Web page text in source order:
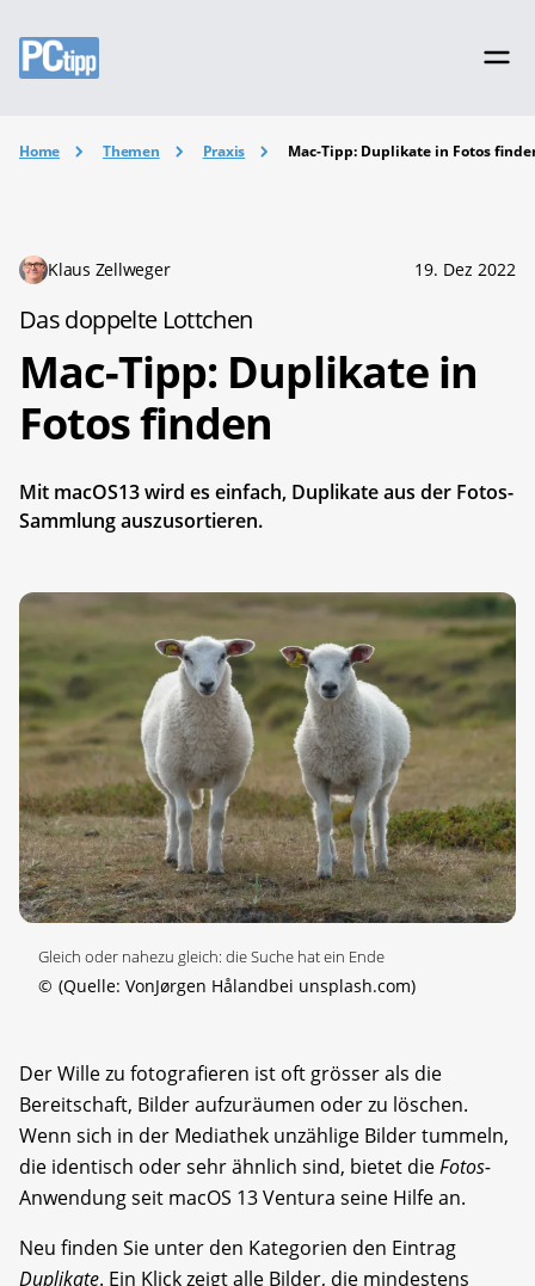
Home Themen Praxis Mac-Tipp: Duplikate in Fotos
Klaus Zellweger 19. Dez 2022
Das doppelte Lottchen
Mac-Tipp: Duplikate in
Fotos finden
Mit macOS13 wird es einfach, Duplikate aus der Fotos-
Sammlung auszusortieren.
Gleich oder nahezu gleich: die Suche hat ein Ende
© (Quelle: VonJørgen Hålandbei unsplash.com)
Der Wille zu fotografieren ist oft grösser als die
Bereitschaft, Bilder aufzuräumen oder zu löschen.
Wenn sich in der Mediathek unzählige Bilder tummeln,
die identisch oder sehr ähnlich sind, bietet dieFotos-
Anwendung seit macOS 13 Ventura seine Hilfe an.
Neu finden Sie unter den Kategorien den Eintrag
Duplikate. Ein Klick zeigt alle Bilder, die mindestens